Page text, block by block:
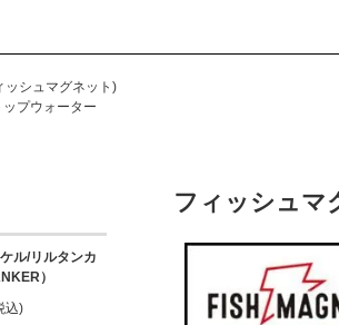
ッシュマグネット)
ップウォーター
ル/リルタンカ
）
込)
フィッシュマ